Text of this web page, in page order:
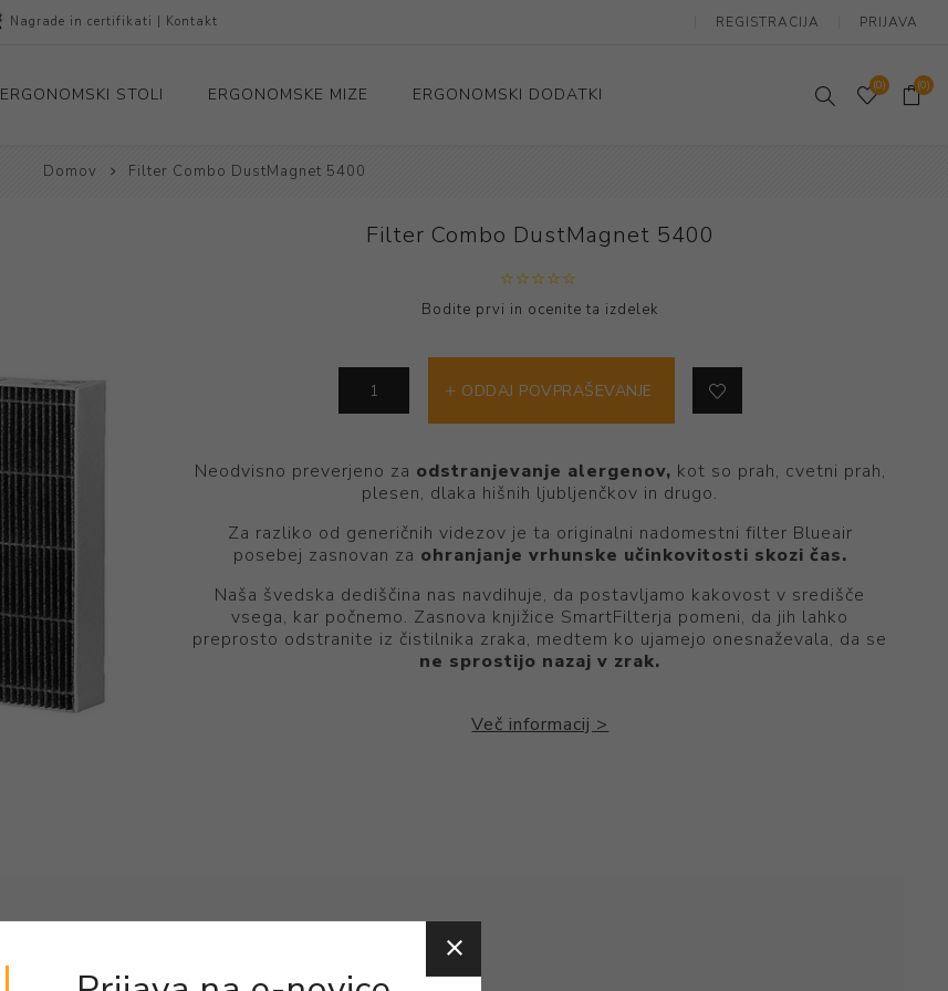
Nagrade in certifikati Kontakt REGISTRACIJA PRIJAVA
ERGONOMSKI STOLI
Stoječi / sedeči stoli
ERGONOMSKE MIZE ERGONOMSKI DODATKI
Opore za roke
(0) (0)
Domov Filter Combo DustMagnet 5400
Filter Combo DustMagnet 5400
Bodite prvi in ​​ocenite ta izdelek
ODDAJ POVPRAŠEVANJE
Neodvisno preverjeno za odstranjevanje alergenov, kot so prah, cvetni prah,
plesen, dlaka hišnih ljubljenčkov in drugo.
Za razliko od generičnih videzov je ta originalni nadomestni filter Blueair
posebej zasnovan za ohranjanje vrhunske učinkovitosti skozi čas.
​Naša švedska dediščina nas navdihuje, da postavljamo kakovost v središče
vsega, kar počnemo. Zasnova knjižice SmartFilterja pomeni, da jih lahko
preprosto odstranite iz čistilnika zraka, medtem ko ujamejo onesnaževala, da se
ne sprostijo nazaj v zrak.